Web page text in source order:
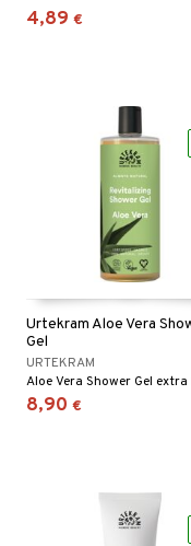
4,89 €
Urtekram Aloe Vera
Gel
URTEKRAM
8,90 €